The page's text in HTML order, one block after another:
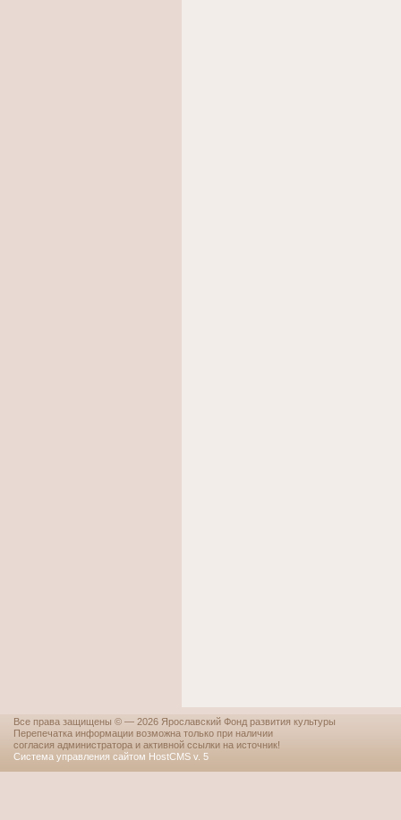
Все права защищены © — 2026 Ярославский Фонд развития культуры
Перепечатка информации возможна только при наличии
согласия администратора и активной ссылки на источник!
Система управления сайтом HostCMS v. 5